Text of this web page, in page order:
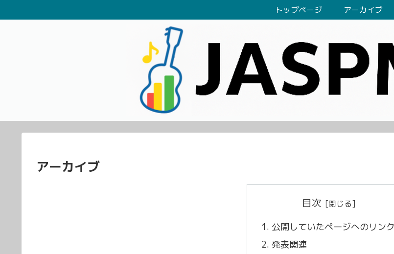
トップページ アーカイブ
アーカイブ
目次
公開していたページへのリンク
発表関連